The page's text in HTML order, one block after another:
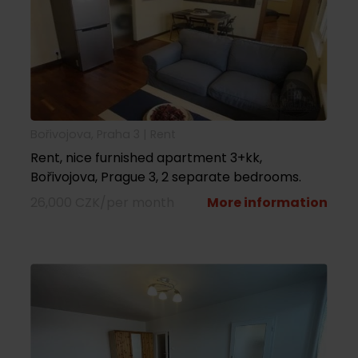
Rent, nice furnished apartment 3+kk,
Bořivojova, Prague 3, 2 separate bedrooms.
More information